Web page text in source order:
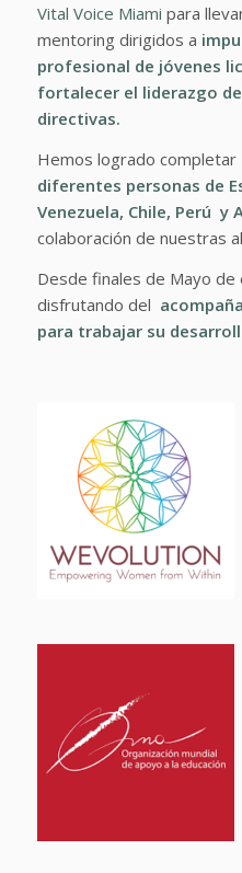
Vital Voice Miami para
mentoring dirigidos a
profesional de jóvenes
fortalecer el liderazgo
directivas.
Hemos logrado completar
diferentes personas de
Venezuela, Chile, Perú y
colaboración de nuestras
Desde finales de Mayo
disfrutando del
para trabajar su